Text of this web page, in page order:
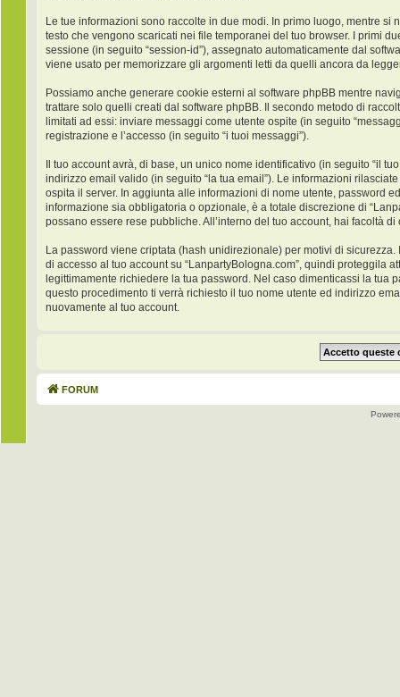
Le tue informazioni sono raccolte in due modi. In primo luogo, mentre
testo che vengono scaricati nei file temporanei del tuo browser. I primi
sessione (in seguito “session-id”), assegnato automaticamente dal
viene usato per memorizzare gli argomenti letti da quelli ancora da
Possiamo anche generare cookie esterni al software phpBB mentre
trattare solo quelli creati dal software phpBB. Il secondo metodo di
limitati ad essi: inviare messaggi come utente ospite (in seguito
registrazione e l’accesso (in seguito “i tuoi messaggi”).
Il tuo account avrà, di base, un unico nome identificativo (in seguito “il
indirizzo email valido (in seguito “la tua email”). Le informazioni
ospita il server. In aggiunta alle informazioni di nome utente, password
informazione sia obbligatoria o opzionale, è a totale discrezione di
possano essere rese pubbliche. All’interno del tuo account, hai facoltà
La password viene criptata (hash unidirezionale) per motivi di
di accesso al tuo account su “LanpartyBologna.com”, quindi proteggila
legittimamente richiedere la tua password. Nel caso dimenticassi la tua
questo procedimento ti verrà richiesto il tuo nome utente ed indirizzo
nuovamente al tuo account.
FORUM